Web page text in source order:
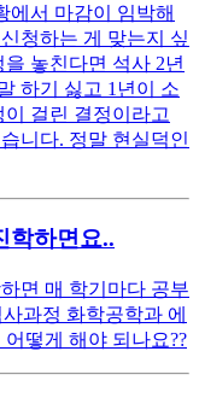
에서 마감이 임박해
청하는 게 맞는지 싶
놓친다면 석사 2년
하기 싫고 1년이 소
걸린 결정이라고
니다. 정말 현실덕인
학하면요..
면 매 학기마다 공부
과정 화학공학과 에
떻게 해야 되나요??